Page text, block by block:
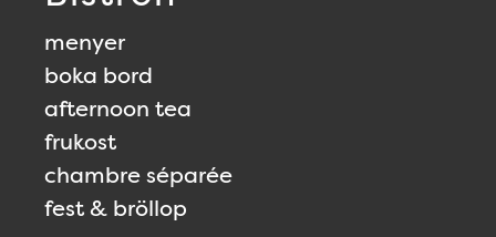
menyer
boka bord
afternoon tea
frukost
chambre séparée
fest & bröllop